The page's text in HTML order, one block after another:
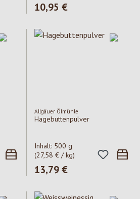
Regulärer Preis:
10,95 €
Allgäuer Ölmühle
Hagebuttenpulver
Inhalt: 500 g
(27,58 € / kg)
Regulärer Preis:
13,79 €